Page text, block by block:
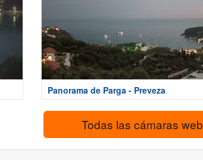
Panorama de Parga - Preveza
Todas las cámaras web